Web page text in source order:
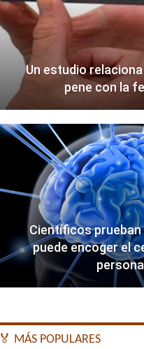
Un estudio
pene con la
Científicos
puede encoger el
🏅 MÁS POPULARES